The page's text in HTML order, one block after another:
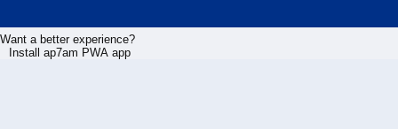
Want a better experience?
Install ap7am PWA app